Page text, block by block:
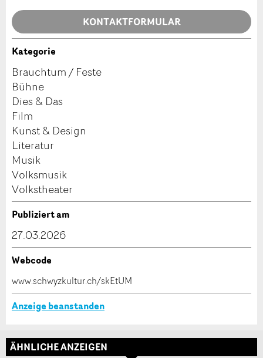
Nachricht
* Eingabe erforderlich
Zur Qualitätssicherung wird eine Kopie der E-Mail
NACHRICHT SENDEN
* Eingabe erforderlich
ANZEIGE WEITEREMPFEHLEN
Schliessen
KONTAKTFORMULAR
Kontakt
Verfassen Sie eine Nachricht für die Kontaktpersonen
dieser Anzeige.
Adresse
Kategorie
Brauchtum / Feste
Bühne
Dies & Das
Film
Kunst & Design
Literatur
Musik
Volksmusik
Volkstheater
Publiziert am
27.03.2026
Webcode
www.schwyzkultur.ch/skEtUM
Anzeige beanstanden
ÄHNLICHE ANZEIGEN